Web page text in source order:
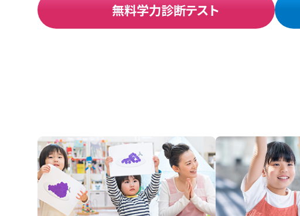
無料学力診断テスト